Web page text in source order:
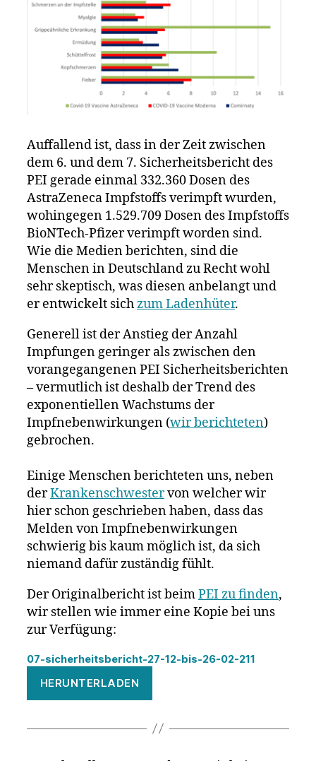
Auffallend ist, dass in der Zeit zwischen
dem 6. und dem 7. Sicherheitsbericht des
PEI gerade einmal 332.360 Dosen des
AstraZeneca Impfstoffs verimpft wurden,
wohingegen 1.529.709 Dosen des Impfstoffs
BioNTech-Pfizer verimpft worden sind.
Wie die Medien berichten, sind die
Menschen in Deutschland zu Recht wohl
sehr skeptisch, was diesen anbelangt und
er entwickelt sichzum Ladenhüter.
Generell ist der Anstieg der Anzahl
Impfungen geringer als zwischen den
vorangegangenen PEI Sicherheitsberichten
– vermutlich ist deshalb der Trend des
exponentiellen Wachstums der
Impfnebenwirkungen (wir berichteten)
gebrochen.
Einige Menschen berichteten uns, neben
derKrankenschwestervon welcher wir
hier schon geschrieben haben, dass das
Melden von Impfnebenwirkungen
schwierig bis kaum möglich ist, da sich
niemand dafür zuständig fühlt.
Der Originalbericht ist beimPEI zu finden,
wir stellen wie immer eine Kopie bei uns
zur Verfügung:
07-sicherheitsbericht-27-12-bis-26-02-211
HERUNTERLADEN